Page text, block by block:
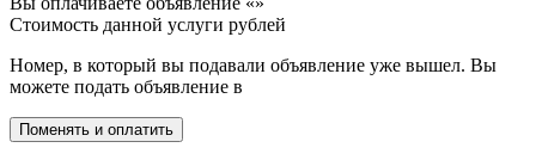
Стоимость данной услуги рублей
Номер, в который вы подавали объявление уже вышел. Вы
можете подать объявление в